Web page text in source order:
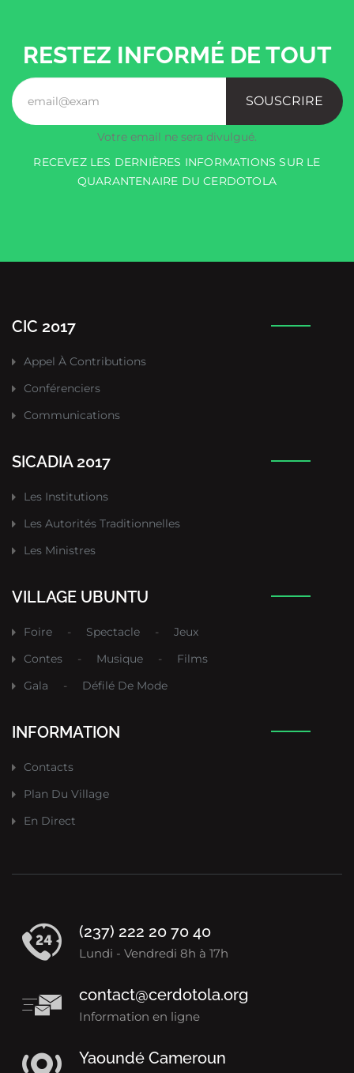
RESTEZ INFORMÉ DE TOUT
SOUSCRIRE
Votre email ne sera divulgué.
RECEVEZ LES DERNIÈRES INFORMATIONS SUR LE
QUARANTENAIRE DU CERDOTOLA
CIC 2017
Appel À Contributions
Conférenciers
Communications
SICADIA 2017
Les Institutions
Les Autorités Traditionnelles
Les Ministres
VILLAGE UBUNTU
Foire - Spectacle -
Jeux
Contes
- Musique -
Films
Gala
- Défilé De Mode
INFORMATION
Contacts
Plan Du Village
En Direct
(237) 222 20 70 40
Lundi - Vendredi 8h à 17h
contact@cerdotola.org
Information en ligne
Yaoundé Cameroun